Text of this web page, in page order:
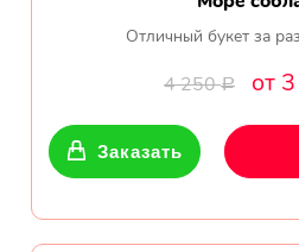
Отличный букет за
4 250Р от
Заказать